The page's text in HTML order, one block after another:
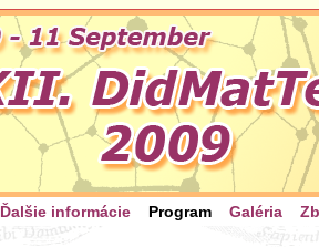
Ďalšie informácie Program Galéria